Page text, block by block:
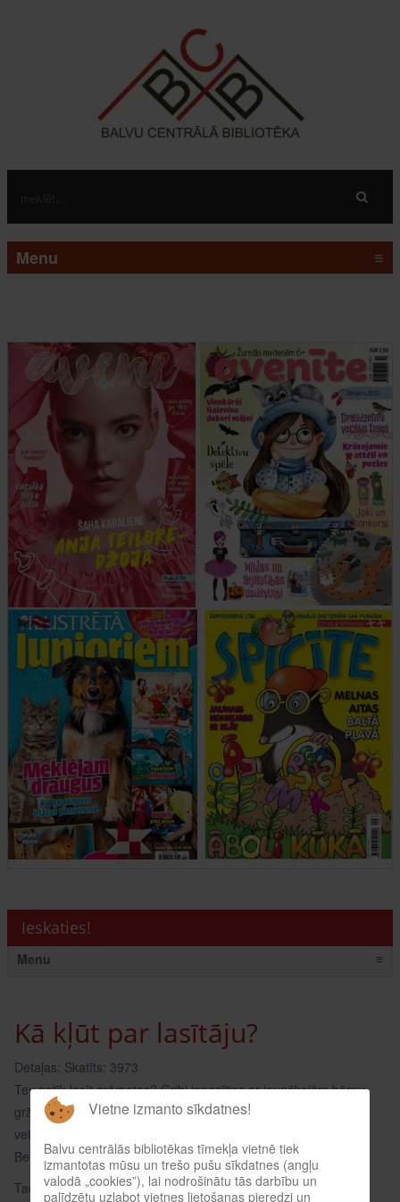
Menu ≡
Ieskaties!
Menu ≡
Kā kļūt par lasītāju?
Detaļas: Skatīts: 3973
Tev patīk lasīt grāmatas? Gribi iepazīties ar jaunākajām bērnu
grāmatām, bet
veikalā tās ir dārgas?
Bet varbūt Tev ir daudz brīva laika un Tu nezini kā to pavadīt?
Tad Tev laiks kļūt par Bibliotēkas lasītāju!
Vietne izmanto sīkdatnes!
Balvu centrālās bibliotēkas tīmekļa vietnē tiek
izmantotas mūsu un trešo pušu sīkdatnes (angļu
valodā „cookies”), lai nodrošinātu tās darbību un
palīdzētu uzlabot vietnes lietošanas pieredzi un